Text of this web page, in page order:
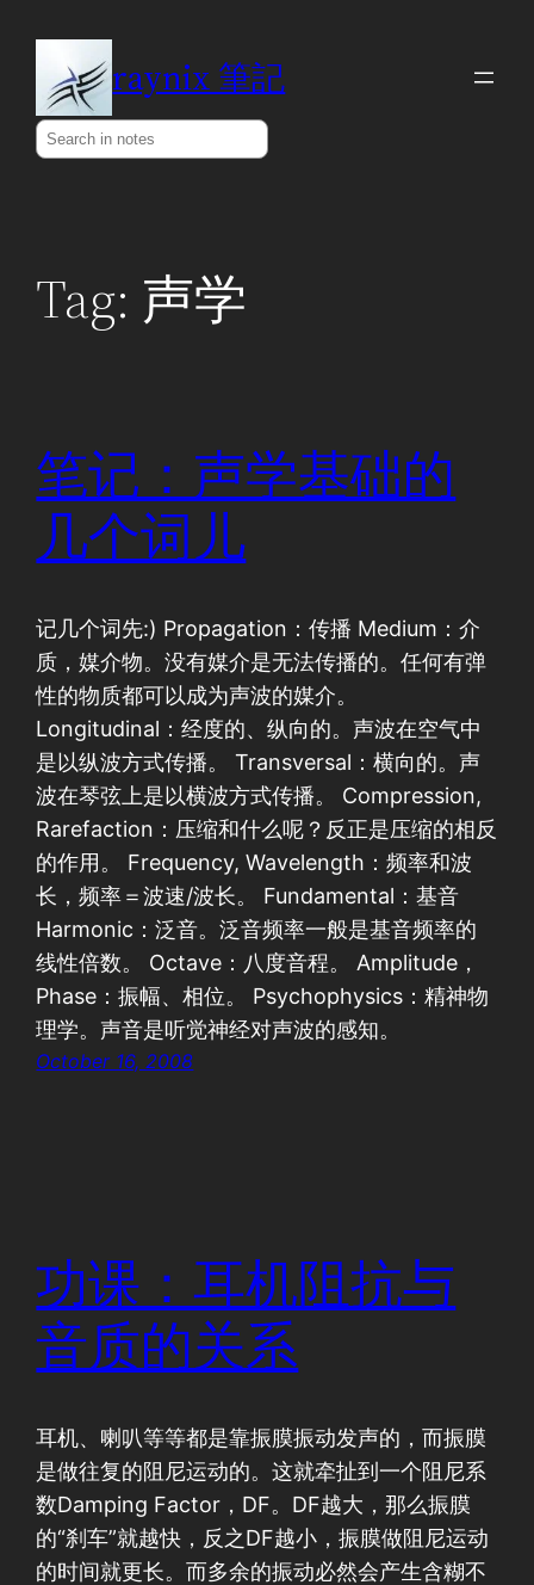
content
raynix 筆記
Search
Tag: 声学
笔记：声学基础的
几个词儿
记几个词先:) Propagation：传播 Medium：介
质，媒介物。没有媒介是无法传播的。任何有弹
性的物质都可以成为声波的媒介。
Longitudinal：经度的、纵向的。声波在空气中
是以纵波方式传播。 Transversal：横向的。声
波在琴弦上是以横波方式传播。 Compression,
Rarefaction：压缩和什么呢？反正是压缩的相反
的作用。 Frequency, Wavelength：频率和波
长，频率＝波速/波长。 Fundamental：基音
Harmonic：泛音。泛音频率一般是基音频率的
线性倍数。 Octave：八度音程。 Amplitude，
Phase：振幅、相位。 Psychophysics：精神物
理学。声音是听觉神经对声波的感知。
October 16, 2008
功课：耳机阻抗与
音质的关系
耳机、喇叭等等都是靠振膜振动发声的，而振膜
是做往复的阻尼运动的。这就牵扯到一个阻尼系
数Damping Factor，DF。DF越大，那么振膜
的“刹车”就越快，反之DF越小，振膜做阻尼运动
的时间就更长。而多余的振动必然会产生含糊不